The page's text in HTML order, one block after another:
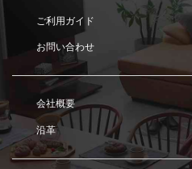
ご利用ガイド
お問い合わせ
会社概要
沿革